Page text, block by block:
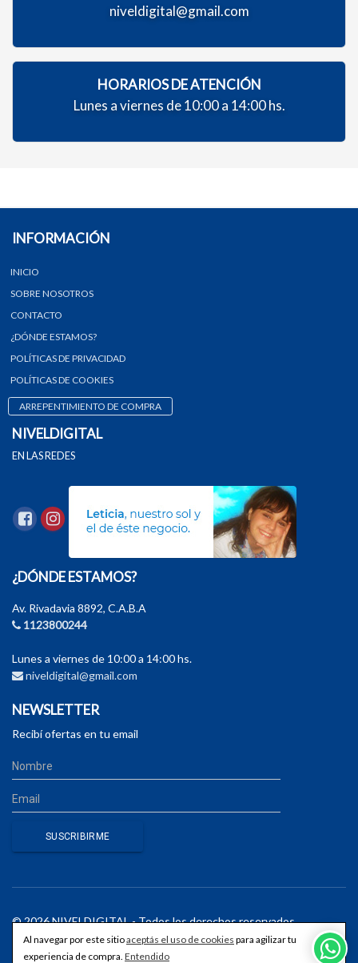
Al navegar por este sitioaceptás el uso de cookies para agilizar tu
experiencia de compra. Entendido
niveldigital@gmail.com
HORARIOS DE ATENCIÓN
Lunes a viernes de 10:00 a 14:00 hs.
INFORMACIÓN
INICIO
SOBRE NOSOTROS
CONTACTO
¿DÓNDE ESTAMOS?
POLÍTICAS DE PRIVACIDAD
POLÍTICAS DE COOKIES
ARREPENTIMIENTO DE COMPRA
NIVELDIGITAL
EN LAS REDES
¿DÓNDE ESTAMOS?
Av. Rivadavia 8892, C.A.B.A
1123800244
Lunes a viernes de 10:00 a 14:00 hs.
niveldigital@gmail.com
NEWSLETTER
Recibí ofertas en tu email
© 2026 NIVELDIGITAL - Todos los derechos reservados.